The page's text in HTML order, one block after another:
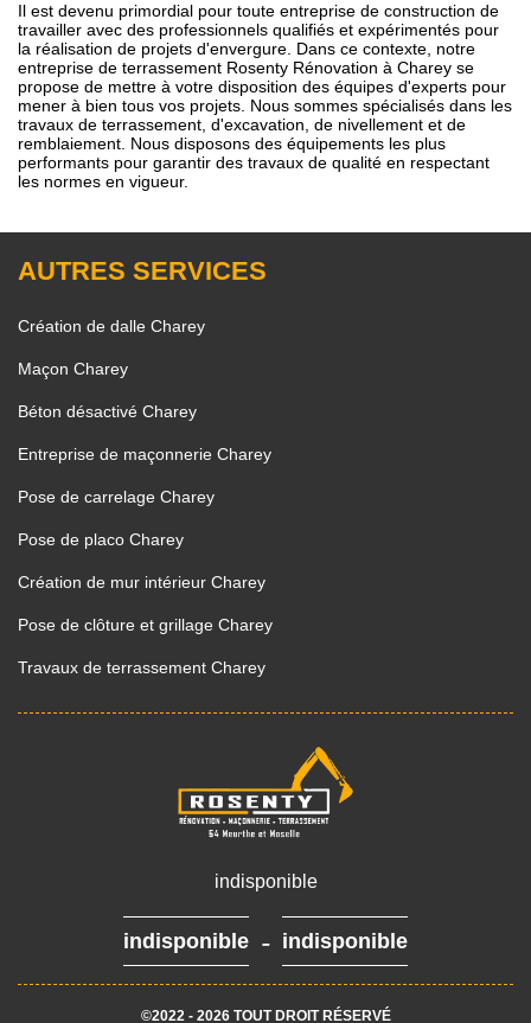
Il est devenu primordial pour toute entreprise de construction de
travailler avec des professionnels qualifiés et expérimentés pour
la réalisation de projets d'envergure. Dans ce contexte, notre
entreprise de terrassement Rosenty Rénovation à Charey se
propose de mettre à votre disposition des équipes d'experts pour
mener à bien tous vos projets. Nous sommes spécialisés dans les
travaux de terrassement, d'excavation, de nivellement et de
remblaiement. Nous disposons des équipements les plus
performants pour garantir des travaux de qualité en respectant
les normes en vigueur.
AUTRES SERVICES
Création de dalle Charey
Maçon Charey
Béton désactivé Charey
Entreprise de maçonnerie Charey
Pose de carrelage Charey
Pose de placo Charey
Création de mur intérieur Charey
Pose de clôture et grillage Charey
Travaux de terrassement Charey
indisponible
indisponible - indisponible
©2022 - 2026 TOUT DROIT RÉSERVÉ